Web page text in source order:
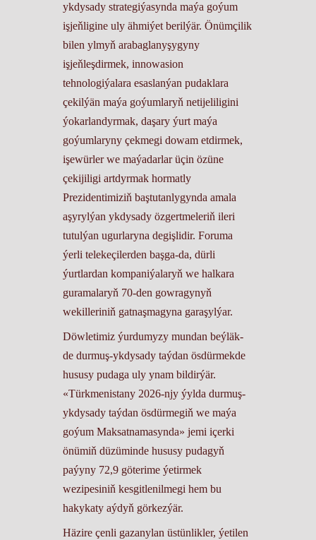
ykdysady strategiýasynda maýa goýum
işjeňligine uly ähmiýet berilýär. Önümçilik
bilen ylmyň arabaglanyşygyny
işjeňleşdirmek, innowasion
tehnologiýalara esaslanýan pudaklara
çekilýän maýa goýumlaryň netijeliligini
ýokarlandyrmak, daşary ýurt maýa
goýumlaryny çekmegi dowam etdirmek,
işewürler we maýadarlar üçin özüne
çekijiligi artdyrmak hormatly
Prezidentimiziň baştutanlygynda amala
aşyrylýan ykdysady özgertmeleriň ileri
tutulýan ugurlaryna degişlidir. Foruma
ýerli telekeçilerden başga-da, dürli
ýurtlardan kompaniýalaryň we halkara
guramalaryň 70-den gowragynyň
wekilleriniň gatnaşmagyna garaşylýar.
Döwletimiz ýurdumyzy mundan beýläk-
de durmuş-ykdysady taýdan ösdürmekde
hususy pudaga uly ynam bildirýär.
«Türkmenistany 2026-njy ýylda durmuş-
ykdysady taýdan ösdürmegiň we maýa
goýum Maksatnamasynda» jemi içerki
önümiň düzüminde hususy pudagyň
paýyny 72,9 göterime ýetirmek
wezipesiniň kesgitlenilmegi hem bu
hakykaty aýdyň görkezýär.
Häzire çenli gazanylan üstünlikler, ýetilen